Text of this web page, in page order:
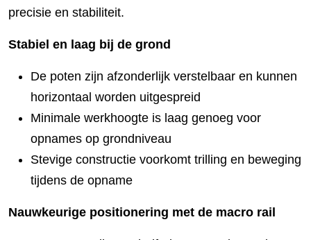
precisie en stabiliteit.
Stabiel en laag bij de grond
De poten zijn afzonderlijk verstelbaar en kunnen
horizontaal worden uitgespreid
Minimale werkhoogte is laag genoeg voor
opnames op grondniveau
Stevige constructie voorkomt trilling en beweging
tijdens de opname
Nauwkeurige positionering met de macro rail